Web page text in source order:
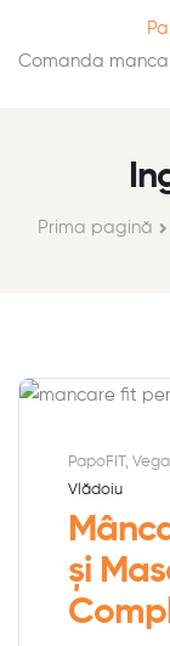
Comanda
Prima pagină
PapoFIT,
Vlădoiu
și